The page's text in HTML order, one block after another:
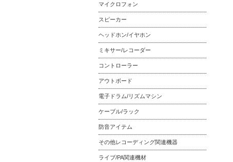
マイクロフォン
スピーカー
ヘッドホン/イヤホン
ミキサー/レコーダー
コントローラー
アウトボード
電子ドラム/リズムマシン
ケーブル/ラック
防音アイテム
その他レコーディング関連機器
ライブ/PA関連機材